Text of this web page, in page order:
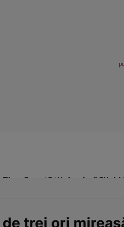
SportStil de viațăClick!
de trei ori